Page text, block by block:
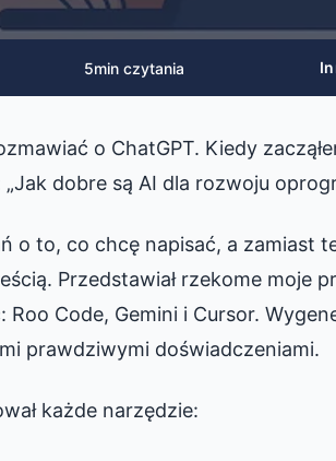
5min czytania
o ChatGPT. Kiedy
dobre są AI dla rozwoju
o to, co chcę napisać, a zamiast
Przedstawiał rzekome moje
Roo Code, Gemini i Cursor.
prawdziwymi doświadczeniami.
każde narzędzie: